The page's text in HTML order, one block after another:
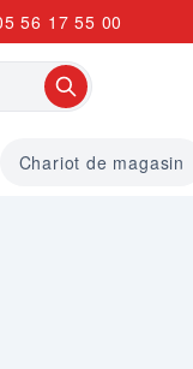
56 17 55 00
Chariot de magasin